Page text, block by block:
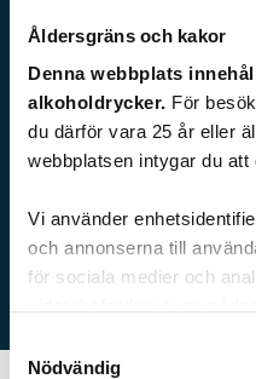
Åldersgräns och kakor
Denna webbplats
alkoholdrycker. För
du därför vara 25 år eller
webbplatsen intygar du att
Vi använder
och annonserna till
för sociala medier och
annons- och
Nödvändig